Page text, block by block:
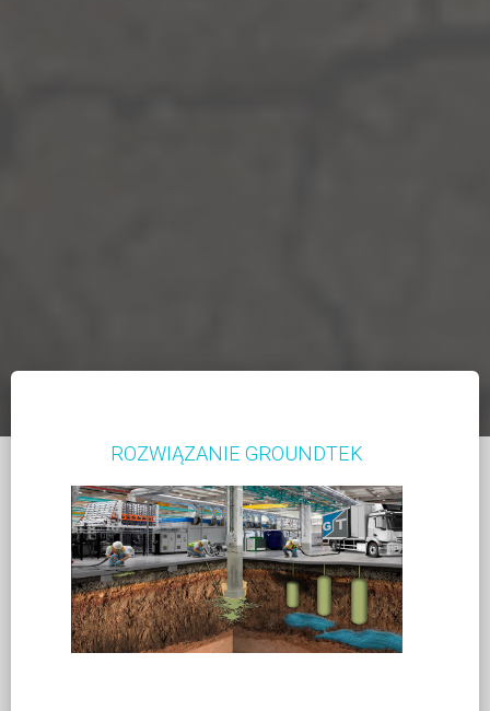
ROZWIĄZANIE GROUNDTEK